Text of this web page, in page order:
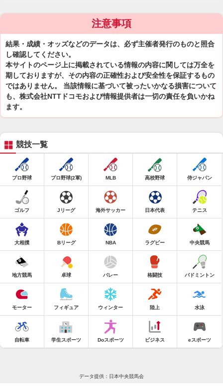
注意事項
結果・成績・オッズなどのデータは、必ず主催者発行のものと照合
し確認してください。
本サイトのページ上に掲載されている情報の内容に関しては万全を
期しておりますが、その内容の正確性および安全性を保証するもの
ではありません。 当該情報に基づいて被ったいかなる損害について
も、株式会社NTTドコモおよび情報提供者は一切の責任を負いかね
ます。
競技一覧
プロ野球 プロ野球(2軍) MLB 高校野球 侍ジャパン
ゴルフ Jリーグ 海外サッカー 日本代表 テニス
大相撲 Bリーグ NBA ラグビー 中央競馬
地方競馬 卓球 バレー 格闘技 バドミントン
モーター フィギュア ウィンター 陸上 水泳
自転車 学生スポーツ Doスポーツ ビジネス eスポーツ
データ提供：日本中央競馬会